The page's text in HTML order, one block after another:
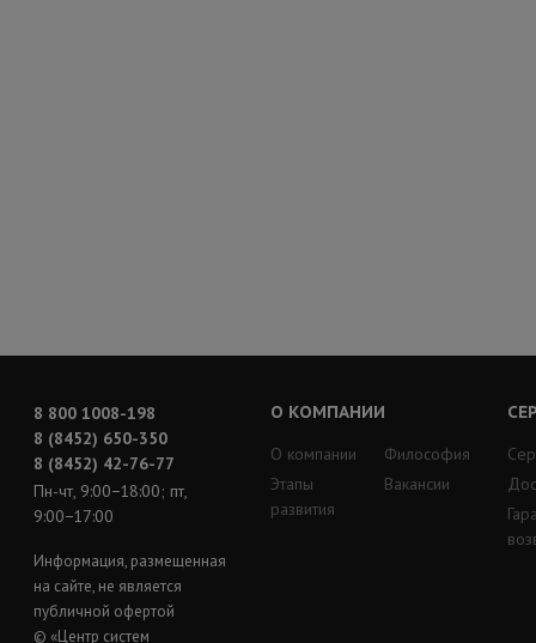
8 800 1008-198
8 (8452) 650-350
8 (8452) 42-76-77
Пн-чт, 9:00−18:00; пт,
9:00−17:00
Информация, размещенная
на сайте, не является
публичной офертой
© «Центр систем
О КОМПАНИИ
О компании
Этапы
развития
Философия
Вакансии